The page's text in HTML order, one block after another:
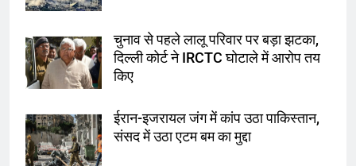
चुनाव से पहले लालू परिवार पर बड़ा झटका,
दिल्ली कोर्ट ने IRCTC घोटाले में आरोप तय
किए
ईरान-इजरायल जंग में कांप उठा पाकिस्तान,
संसद में उठा एटम बम का मुद्दा
तय किए
1
रोशन सिंह के नाम पर करने की मांग तेज